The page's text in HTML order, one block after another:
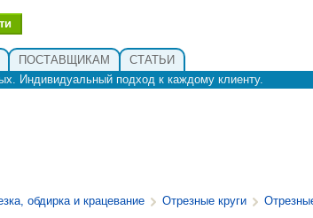
ПОСТАВЩИКАМ
СТАТЬИ
Индивидуальный подход к каждому клиенту.
обдирка и крацевание Отрезные круги